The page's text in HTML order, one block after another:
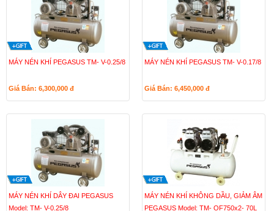
MÁY NÉN KHÍ PEGASUS TM- V-0.25/8
Giá Bán: 6,300,000 đ
MÁY NÉN KHÍ PEGASUS TM- V-0.17/8
Giá Bán: 6,450,000 đ
MÁY NÉN KHÍ DÂY ĐAI PEGASUS
Model: TM- V-0.25/8
MÁY NÉN KHÍ KHÔNG DẦU, GIẢM ÂM
PEGASUS Model: TM- OF750x2- 70L